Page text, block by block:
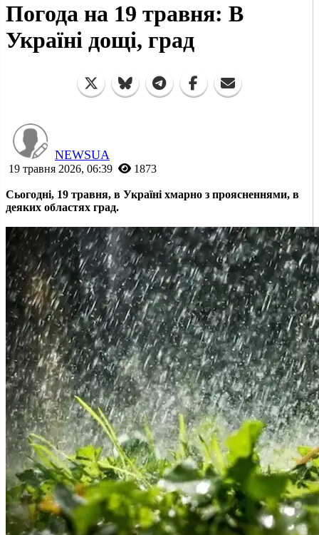
Погода на 19 травня: В
Україні дощі, град
NEWSUA
19 травня 2026, 06:39 1873
Сьогодні, 19 травня, в Україні хмарно з проясненнями, в
деяких областях град.